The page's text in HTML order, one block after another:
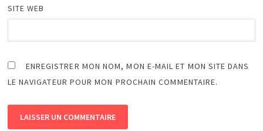
SITE WEB
ENREGISTRER MON NOM, MON E-MAIL ET MON SITE DANS
LE NAVIGATEUR POUR MON PROCHAIN COMMENTAIRE.